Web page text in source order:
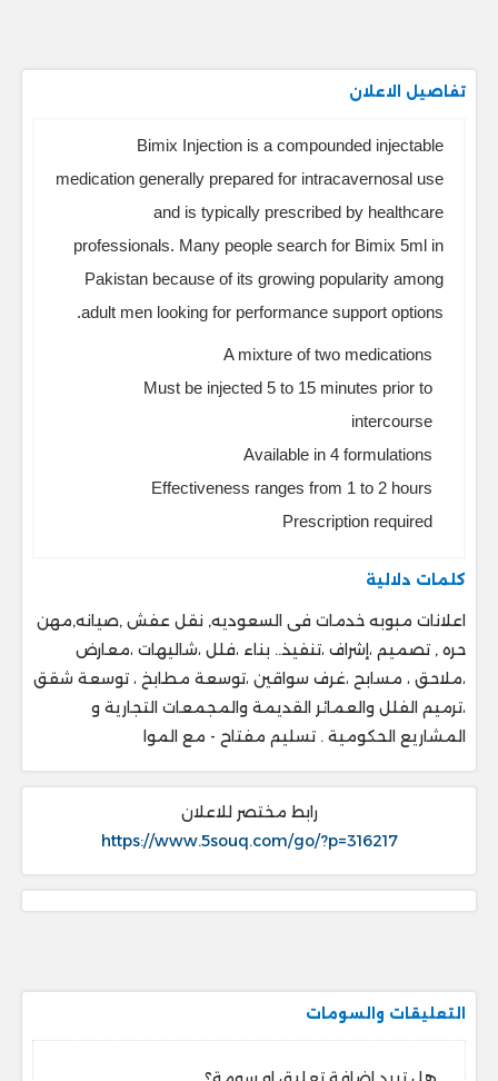
تفاصيل الاعلان
Bimix Injection is a compounded injectable
medication generally prepared for intracavernosal use
and is typically prescribed by healthcare
professionals. Many people search for Bimix 5ml in
Pakistan because of its growing popularity among
adult men looking for performance support options.
A mixture of two medications
Must be injected 5 to 15 minutes prior to
intercourse
Available in 4 formulations
Effectiveness ranges from 1 to 2 hours
Prescription required
كلمات دلالية
اعلانات مبوبه خدمات فى السعوديه, نقل عفش ,صيانه,مهن
حره , تصميم ،إشراف ،تنفيذ.. ‎بناء ،فلل ،شاليهات ،معارض
،ملاحق ، ‎مسابح ،غرف سواقين ،توسعة مطابخ ، ‎توسعة شقق
،ترميم الفلل والعمائر القديمة والمجمعات التجارية و
المشاريع الحكومية . ‎تسليم مفتاح - مع الموا
رابط مختصر للاعلان
https://www.5souq.com/go/?p=316217
التعليقات والسومات